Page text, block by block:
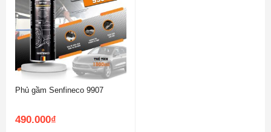
Phủ gầm Senfineco 9907
490.000₫